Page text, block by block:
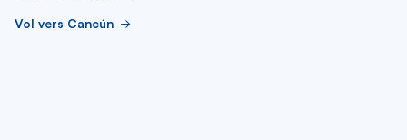
Vol vers Cancún